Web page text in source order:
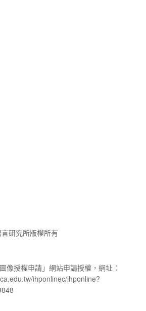
研究所版權所有
像授權申請」網站申請授權，網址：
ihponlinec/ihponline?